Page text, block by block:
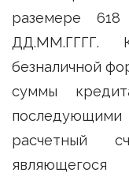
раземере
ДД.ММ.ГГГГ.
безналичной
суммы
расчетный